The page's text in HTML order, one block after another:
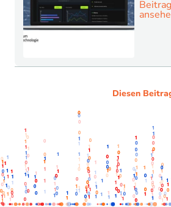
Beitrag
Diesen